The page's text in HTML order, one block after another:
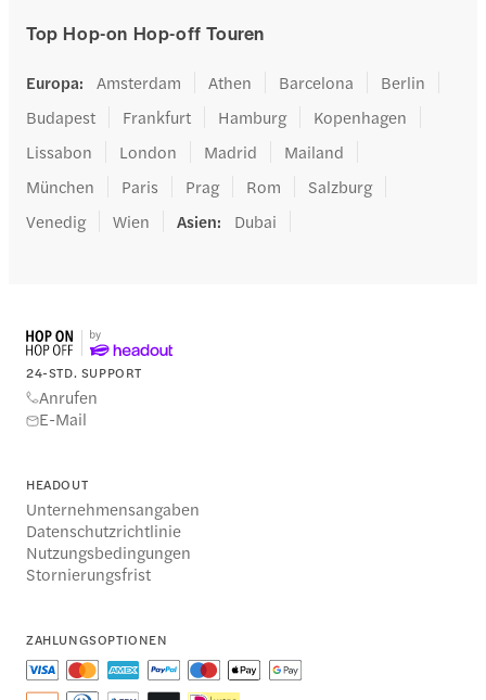
Top Hop-on Hop-off Touren
Europa: Amsterdam Athen Barcelona
Berlin
Budapest
Frankfurt Hamburg
Kopenhagen
Lissabon
London Madrid
Mailand
München
Paris Prag Rom
Salzburg
Venedig
Wien Asien: Dubai
24-STD. SUPPORT
Anrufen
E-Mail
HEADOUT
Unternehmensangaben
Datenschutzrichtlinie
Nutzungsbedingungen
Stornierungsfrist
ZAHLUNGSOPTIONEN